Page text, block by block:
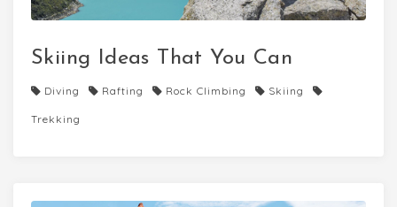
Skiing Ideas That You Can
Diving Rafting Rock Climbing Skiing
Trekking